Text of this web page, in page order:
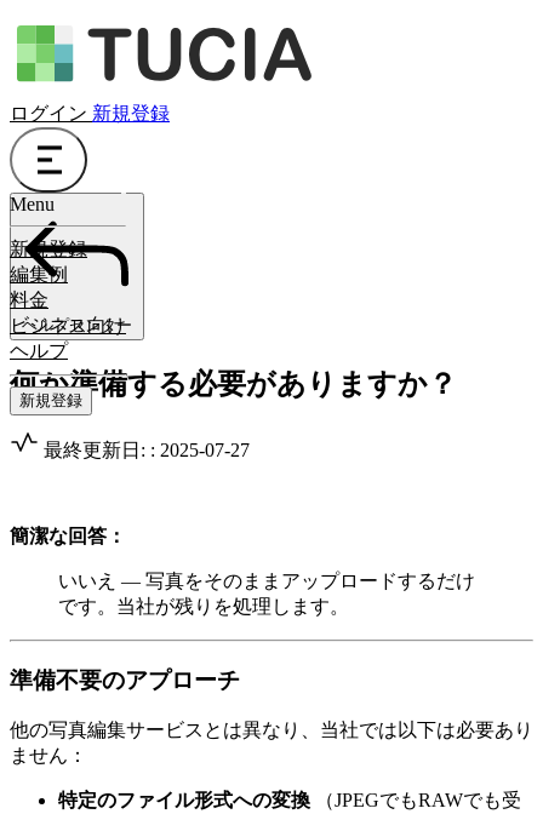
ログイン 新規登録
Menu
新規登録
編集例
料金
ビジネス向け
ヘルプ
新規登録
ヘルプセンター
何か準備する必要がありますか？
最終更新日: : 2025-07-27
簡潔な回答：
いいえ — 写真をそのままアップロードするだけ
です。当社が残りを処理します。
準備不要のアプローチ
他の写真編集サービスとは異なり、当社では以下は必要あり
ません：
特定のファイル形式への変換 （JPEGでもRAWでも受